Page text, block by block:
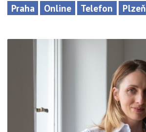
Praha Online Telefon Plzeň